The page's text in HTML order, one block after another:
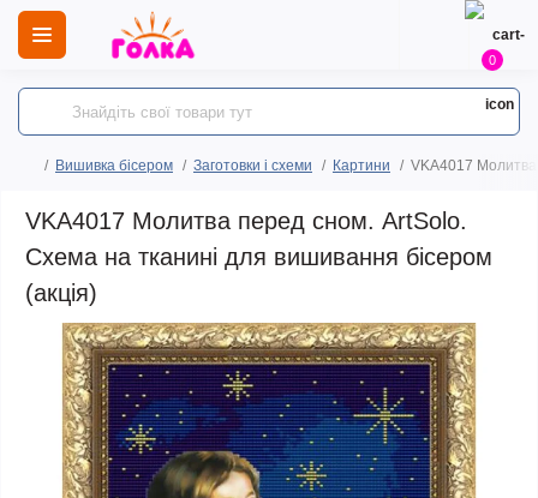
0
Вишивка бісером Заготовки і схеми Картини VKA4017 Молитва
VKA4017 Молитва перед сном. ArtSolo.
Схема на тканині для вишивання бісером
(акція)